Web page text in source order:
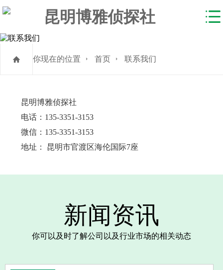
你现在的位置 首页 联系我们
昆明博雅侦探社
电话：135-3351-3153
微信：135-3351-3153
地址： 昆明市官渡区海伦国际7座
新闻资讯
你可以及时了解公司以及行业市场的相关动态